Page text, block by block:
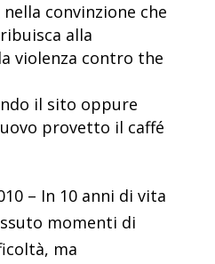
nella convinzione che
alla
violenza contro the
il sito oppure
provetto il caffé
– In 10 anni di vita
momenti di
ma